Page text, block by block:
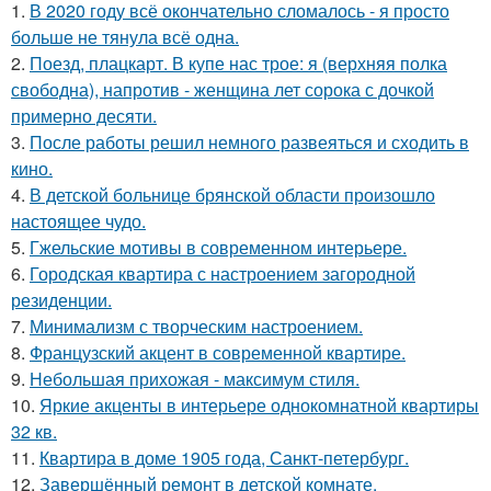
1. В 2020 году всё окончательно сломалось - я просто
больше не тянула всё одна.
2. Поезд, плацкарт. В купе нас трое: я (верхняя полка
свободна), напротив - женщина лет сорока с дочкой
примерно десяти.
3. После работы решил немного развеяться и сходить в
кино.
4. В детской больнице брянской области произошло
настоящее чудо.
5. Гжельские мотивы в современном интерьере.
6. Городская квартира с настроением загородной
резиденции.
7. Минимализм с творческим настроением.
8. Французский акцент в современной квартире.
9. Небольшая прихожая - максимум стиля.
10. Яркие акценты в интерьере однокомнатной квартиры
32 кв.
11. Квартира в доме 1905 года, Санкт-петербург.
12. Завершённый ремонт в детской комнате.